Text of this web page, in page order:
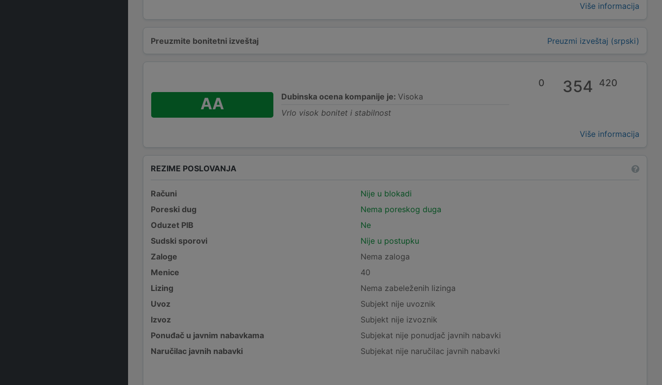
Više informacija
Preuzmite bonitetni izveštaj Preuzmi izveštaj (srpski)
AA Dubinska ocena kompanije je: Visoka
Vrlo visok bonitet i stabilnost
0 354 420
Više informacija
REZIME POSLOVANJA
Računi
Nije u blokadi
Poreski dug
Nema poreskog duga
Oduzet PIB
Ne
Sudski sporovi
Nije u postupku
Zaloge
Nema zaloga
Menice
40
Lizing
Nema zabeleženih lizinga
Uvoz
Subjekt nije uvoznik
Izvoz
Subjekt nije izvoznik
Ponuđač u javnim nabavkama
Subjekat nije ponudjač javnih nabavki
Naručilac javnih nabavki
Subjekat nije naručilac javnih nabavki